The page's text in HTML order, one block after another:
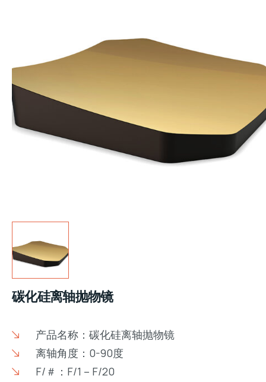
碳化硅离轴抛物镜
产品名称：碳化硅离轴抛物镜
离轴角度：0-90度
F/＃：F/1 – F/20